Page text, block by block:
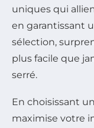
uniques qui
en garantissant
sélection,
plus facile que
serré.
En choisissant
maximise votre